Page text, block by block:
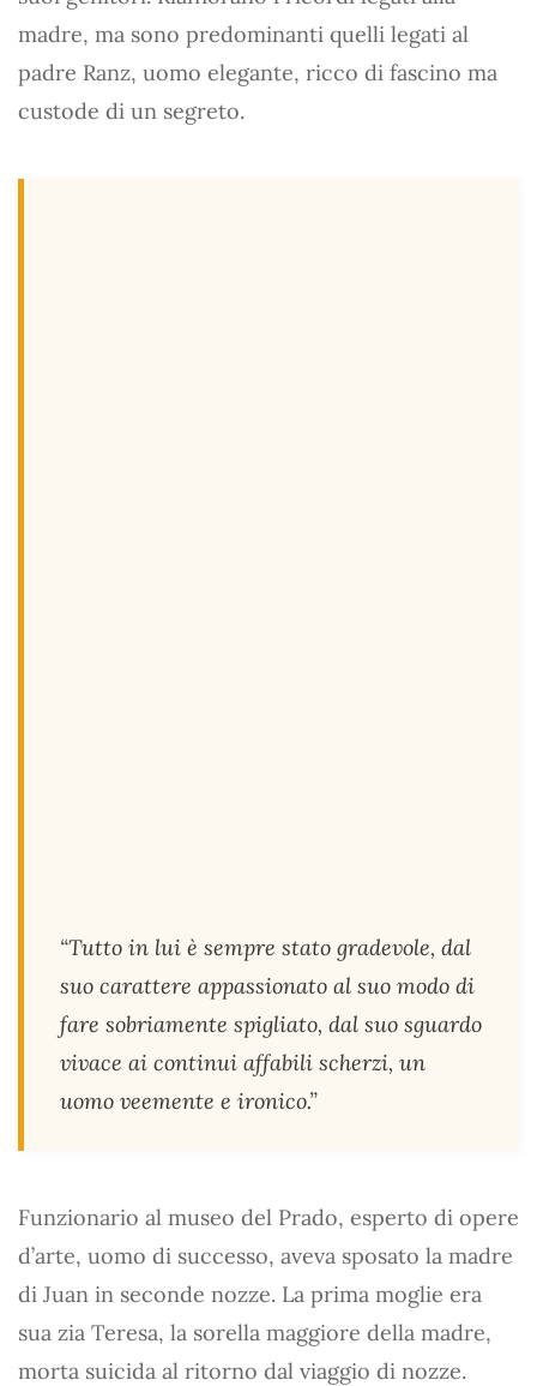
madre, ma sono predominanti quelli legati al
padre Ranz, uomo elegante, ricco di fascino ma
custode di un segreto.
“Tutto in lui è sempre stato gradevole, dal
suo carattere appassionato al suo modo di
fare sobriamente spigliato, dal suo sguardo
vivace ai continui affabili scherzi, un
uomo veemente e ironico.”
Funzionario al museo del Prado, esperto di opere
d’arte, uomo di successo, aveva sposato la madre
di Juan in seconde nozze. La prima moglie era
sua zia Teresa, la sorella maggiore della madre,
morta suicida al ritorno dal viaggio di nozze.